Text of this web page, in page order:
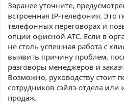
Заранее уточните,
встроенная IP-телефония. Это
телефонных переговорах и
опции офисной АТС. Если в
не столь успешная работа с
выявить причину проблем,
разговоры менеджеров и
Возможно, руководству стоит
сотрудников сэйлз-отдела или
продаж.